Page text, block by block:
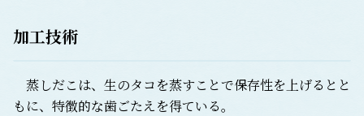
加工技術
蒸しだこは、生のタコを蒸すことで保存性を上げるとと
もに、特徴的な歯ごたえを得ている。